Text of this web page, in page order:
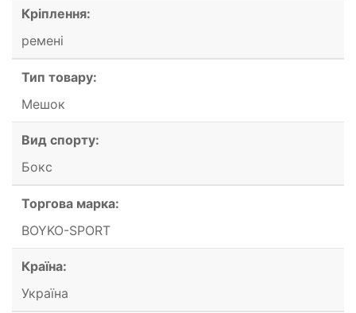
Кріплення:
ремені
Тип товару:
Мешок
Вид спорту:
Бокс
Торгова марка:
BOYKO-SPORT
Країна:
Україна